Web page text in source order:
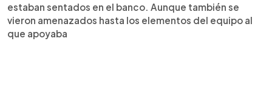
estaban sentados en el banco. Aunque también se
vieron amenazados hasta los elementos del equipo al
que apoyaba